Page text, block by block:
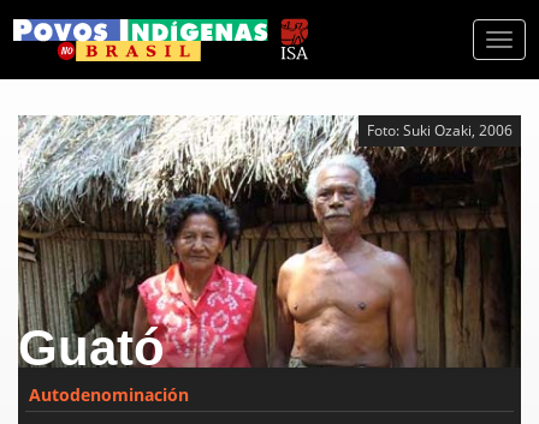
Foto: Suki Ozaki, 2006
Guató
Autodenominación